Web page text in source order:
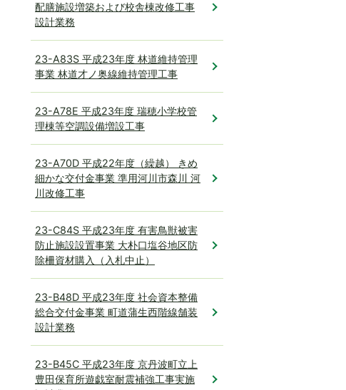
配膳施設増築および校舎棟改修工事
設計業務
23-A83S 平成23年度 林道維持管理
事業 林道才ノ奥線維持管理工事
23-A78E 平成23年度 瑞穂小学校管
理棟等空調設備増設工事
23-A70D 平成22年度（繰越） きめ
細かな交付金事業 準用河川市森川 河
川改修工事
23-C84S 平成23年度 有害鳥獣被害
防止施設設置事業 大朴口塩谷地区防
除柵資材購入（入札中止）
23-B48D 平成23年度 社会資本整備
総合交付金事業 町道蒲生西階線舗装
設計業務
23-B45C 平成23年度 京丹波町立上
豊田保育所遊戯室耐震補強工事実施